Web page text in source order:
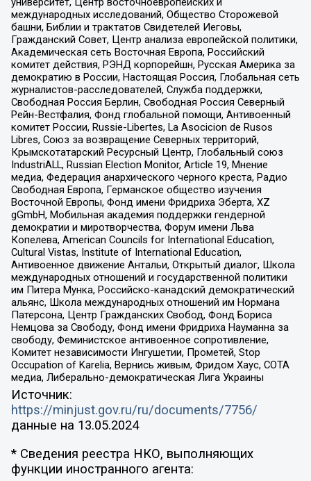
международных исследований, Общество Сторожевой
башни, Библии и трактатов Свидетелей Иеговы,
Гражданский Совет, Центр анализа европейской политики,
Академическая сеть Восточная Европа, Российский
комитет действия, РЭНД корпорейшн, Русская Америка за
демократию в России, Настоящая Россия, Глобальная сеть
журналистов-расследователей, Служба поддержки,
Свободная Россия Берлин, Свободная Россия Северный
Рейн-Вестфалия, Фонд глобальной помощи, Антивоенный
комитет России, Russie-Libertes, La Asocicion de Rusos
Libres, Союз за возвращение Северных территорий,
Крымскотатарский Ресурсный Центр, Глобальный союз
IndustriALL, Russian Election Monitor, Article 19, Мнение
медиа, Федерация анархического черного креста, Радио
Свободная Европа, Германское общество изучения
Восточной Европы, Фонд имени Фридриха Эберта, XZ
gGmbH, Мобильная академия поддержки гендерной
демократии и миротворчества, Форум имени Льва
Копелева, American Councils for International Education,
Cultural Vistas, Institute of International Education,
Антивоенное движение Антальи, Открытый диалог, Школа
международных отношений и государственной политики
им Питера Мунка, Российско-канадский демократический
альянс, Школа международных отношений им Нормана
Патерсона, Центр Гражданских Свобод, Фонд Бориса
Немцова за Свободу, Фонд имени Фридриха Науманна за
свободу, Феминистское антивоенное сопротивление,
Комитет независимости Ингушетии, Прометей, Stop
Occupation of Karelia, Вернись живым, Фридом Хаус, СОТА
медиа, Либерально-демократическая Лига Украины
Источник:
https://minjust.gov.ru/ru/documents/7756/
данные на 13.05.2024
* Сведения реестра НКО, выполняющих
функции иностранного агента: